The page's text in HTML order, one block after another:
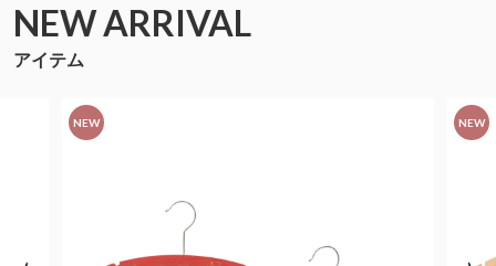
NEW ARRIVAL
アイテム
NEW NEW